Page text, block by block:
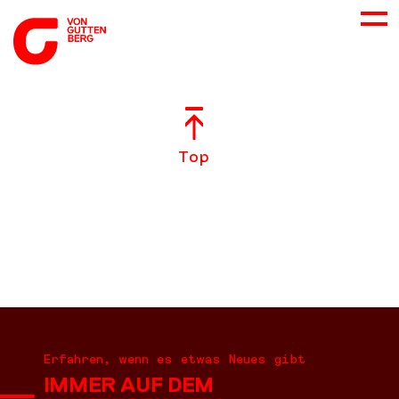
Top
Erfahren, wenn es etwas Neues gibt
IMMER AUF DEM